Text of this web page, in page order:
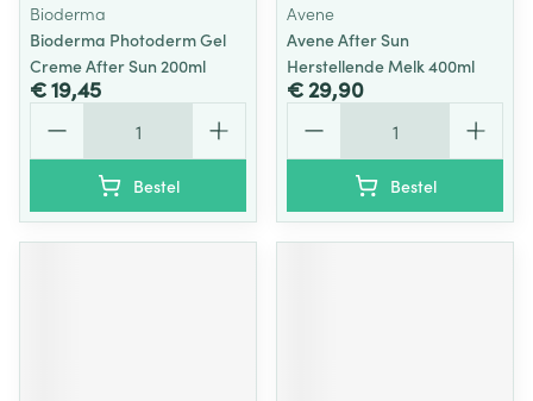
Bioderma
Bioderma Photoderm Gel
Creme After Sun 200ml
€ 19,45
Bestel
Avene
Avene After Sun
Herstellende Melk 400ml
€ 29,90
Bestel